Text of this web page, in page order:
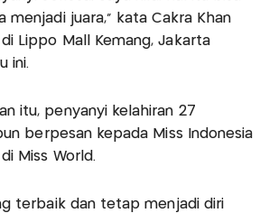
menjadi juara,” kata Cakra Khan
Lippo Mall Kemang, Jakarta
ini.
itu, penyanyi kelahiran 27
berpesan kepada Miss Indonesia
Miss World.
terbaik dan tetap menjadi diri